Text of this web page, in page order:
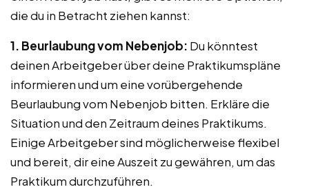
die du in Betracht ziehen kannst:
1. Beurlaubung vom Nebenjob: Du könntest
deinen Arbeitgeber über deine Praktikumspläne
informieren und um eine vorübergehende
Beurlaubung vom Nebenjob bitten. Erkläre die
Situation und den Zeitraum deines Praktikums.
Einige Arbeitgeber sind möglicherweise flexibel
und bereit, dir eine Auszeit zu gewähren, um das
Praktikum durchzuführen.